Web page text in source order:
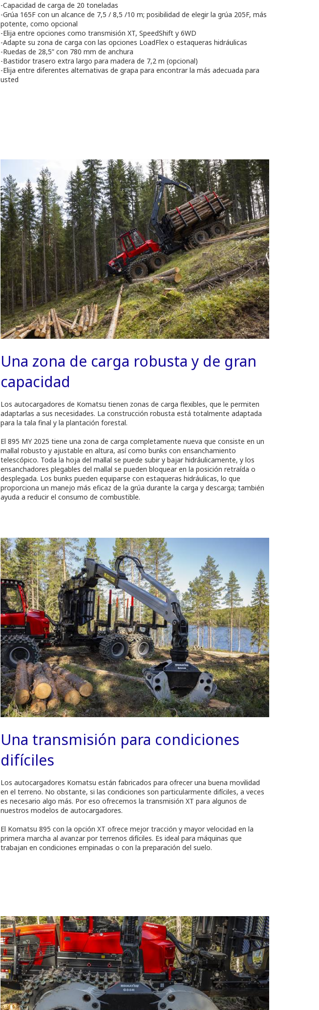
-Capacidad de carga de 20 toneladas
-Grúa 165F con un alcance de 7,5 / 8,5 /10 m; posibilidad de elegir la grúa 205F, más
potente, como opcional
-Elija entre opciones como transmisión XT, SpeedShift y 6WD
-Adapte su zona de carga con las opciones LoadFlex o estaqueras hidráulicas
-Ruedas de 28,5” con 780 mm de anchura
-Bastidor trasero extra largo para madera de 7,2 m (opcional)
-Elija entre diferentes alternativas de grapa para encontrar la más adecuada para
usted
Una zona de carga robusta y de gran
capacidad
Los autocargadores de Komatsu tienen zonas de carga flexibles, que le permiten
adaptarlas a sus necesidades. La construcción robusta está totalmente adaptada
para la tala final y la plantación forestal.
El 895 MY 2025 tiene una zona de carga completamente nueva que consiste en un
mallal robusto y ajustable en altura, así como bunks con ensanchamiento
telescópico. Toda la hoja del mallal se puede subir y bajar hidráulicamente, y los
ensanchadores plegables del mallal se pueden bloquear en la posición retraída o
desplegada. Los bunks pueden equiparse con estaqueras hidráulicas, lo que
proporciona un manejo más eficaz de la grúa durante la carga y descarga; también
ayuda a reducir el consumo de combustible.
Una transmisión para condiciones
difíciles
Los autocargadores Komatsu están fabricados para ofrecer una buena movilidad
en el terreno. No obstante, si las condiciones son particularmente difíciles, a veces
es necesario algo más. Por eso ofrecemos la transmisión XT para algunos de
nuestros modelos de autocargadores.
El Komatsu 895 con la opción XT ofrece mejor tracción y mayor velocidad en la
primera marcha al avanzar por terrenos difíciles. Es ideal para máquinas que
trabajan en condiciones empinadas o con la preparación del suelo.